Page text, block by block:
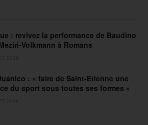
: revivez la performance de Baudino
Volkmann à Romans
: « faire de Saint-Etienne une
du sport sous toutes ses formes »